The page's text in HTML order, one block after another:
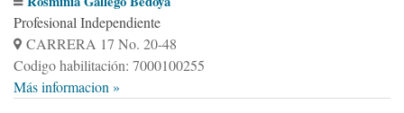
Profesional Independiente
CARRERA 17 No. 20-48
Codigo habilitación: 7000100255
Más informacion »